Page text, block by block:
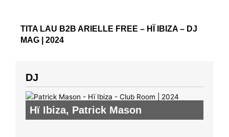
TITA LAU B2B ARIELLE FREE – HÏ IBIZA – DJ
MAG | 2024
DJ
Hï Ibiza, Patrick Mason